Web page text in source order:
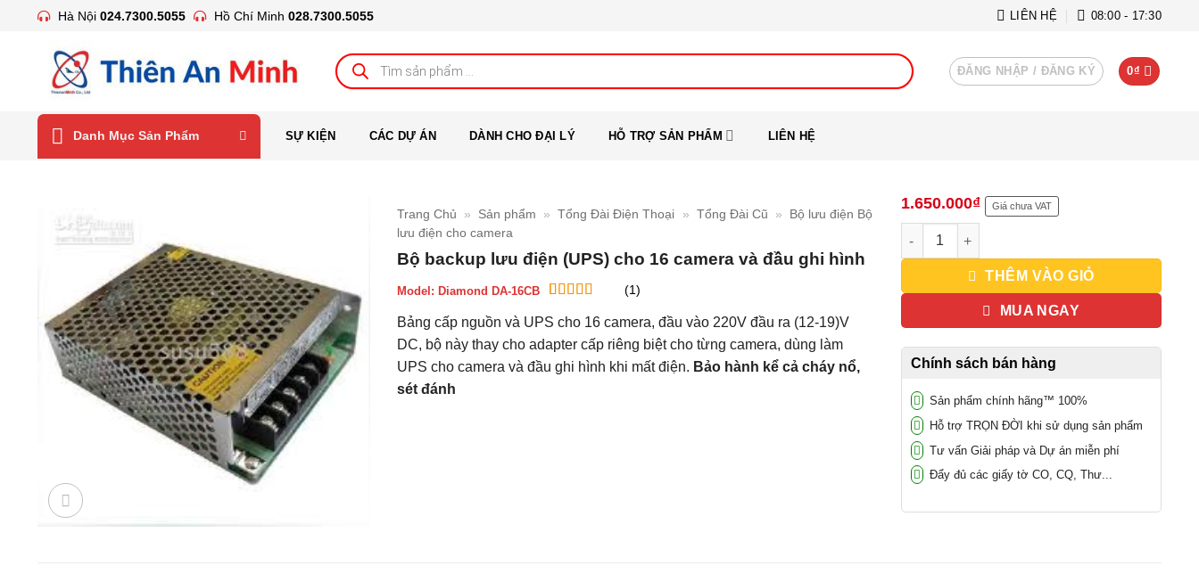
Hà Nội 024.7300.5055 Hồ Chí Minh 028.7300.5055 LIÊN HỆ 08:00 - 17:30
Tìm
kiếm
sản
phẩm
ĐĂNG NHẬP / ĐĂNG KÝ 0₫
Danh Mục Sản Phẩm SỰ KIỆN CÁC DỰ ÁN DÀNH CHO ĐẠI LÝ HỖ TRỢ SẢN PHẨM LIÊN HỆ
Trang Chủ » Sản phẩm » Tổng Đài Điện Thoại » Tổng Đài Cũ »
Bộ lưu điện Bộ
lưu điện cho camera
Bộ backup lưu điện (UPS) cho 16 camera và đầu ghi hình
Model: Diamond DA-16CB
trênđánh
giá
(1)
Bảng cấp nguồn và UPS cho 16 camera, đầu vào 220V đầu ra (12-19)V
DC, bộ này thay cho adapter cấp riêng biệt cho từng camera, dùng làm
UPS cho camera và đầu ghi hình khi mất điện. Bảo hành kể cả cháy nổ,
sét đánh
1.650.000₫ Giá chưa VAT
Bộ backup lưu điện (UPS) cho 16 camera và
THÊM VÀO GIỎ
MUA NGAY
Chính sách bán hàng
Sản phẩm chính hãng™ 100%
Hỗ trợ TRỌN ĐỜI khi sử dụng sản phẩm
Tư vấn Giải pháp và Dự án miễn phí
Đẩy đủ các giấy tờ CO, CQ, Thư...